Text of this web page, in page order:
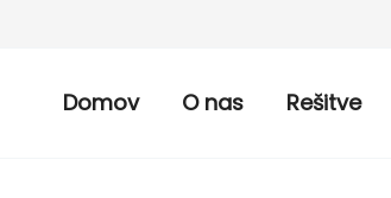
Domov O nas Rešitve